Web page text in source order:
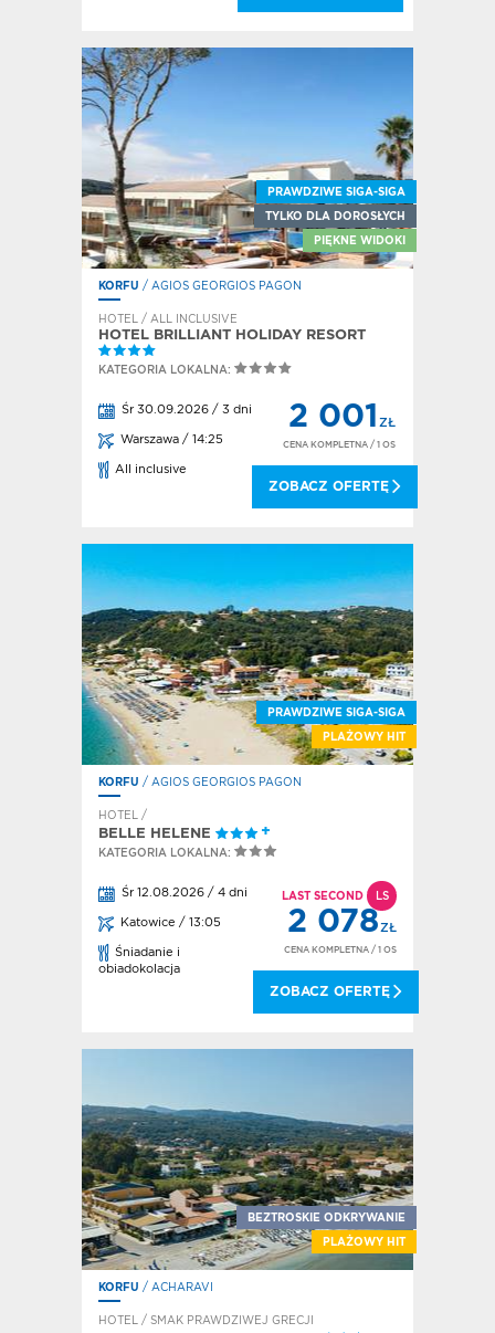
PRAWDZIWE SIGA-SIGA
TYLKO DLA DOROSŁYCH
PIĘKNE WIDOKI
KORFU / AGIOS GEORGIOS PAGON
HOTEL / ALL INCLUSIVE
HOTEL BRILLIANT HOLIDAY RESORT
KATEGORIA LOKALNA:
Śr 30.09.2026 / 3 dni
Warszawa / 14:25
All inclusive
2 001 ZŁ
CENA KOMPLETNA / 1 OS
ZOBACZ OFERTĘ
PRAWDZIWE SIGA-SIGA
PLAŻOWY HIT
KORFU / AGIOS GEORGIOS PAGON
HOTEL /
BELLE HELENE
KATEGORIA LOKALNA:
Śr 12.08.2026 / 4 dni
Katowice / 13:05
Śniadanie i
obiadokolacja
LAST SECOND LS
2 078ZŁ
CENA KOMPLETNA / 1 OS
ZOBACZ OFERTĘ
BEZTROSKIE ODKRYWANIE
PLAŻOWY HIT
KORFU / ACHARAVI
HOTEL / SMAK PRAWDZIWEJ GRECJI